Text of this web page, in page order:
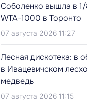
Соболенко вышла в
WTA-1000 в Торонто
07 августа 2026 11:27
Лесная дискотека: в
в Ивацевичском
медведь
07 августа 2026 11:15